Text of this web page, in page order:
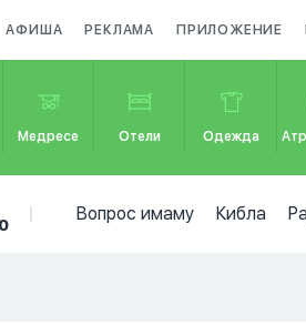
АФИША РЕКЛАМА ПРИЛОЖЕНИЕ
Медресе Отели Одежда
Вопрос имаму Кибла